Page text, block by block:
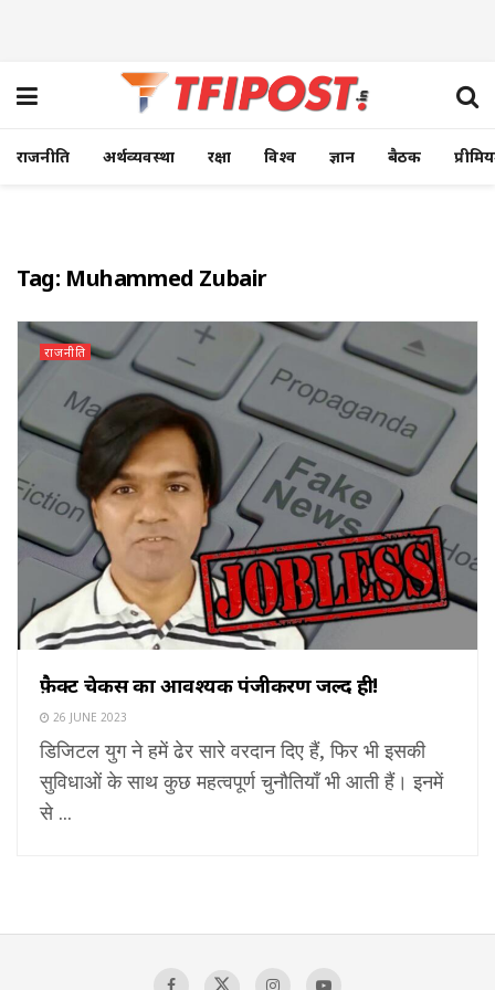
राजनीति अर्थव्यवस्था रक्षा विश्व ज्ञान बैठक
Tag: Muhammed Zubair
राजनीति
फ़ैक्ट चेकर्स का आवश्यक पंजीकरण जल्द ही!
26 JUNE 2023
डिजिटल युग ने हमें ढेर सारे वरदान दिए हैं, फिर भी इसकी
सुविधाओं के साथ कुछ महत्वपूर्ण चुनौतियाँ भी आती हैं। इनमें
से ...